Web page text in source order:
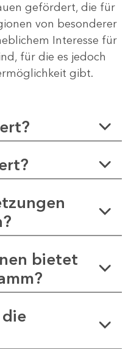
gefördert, die für
von besonderer
Interesse für
für die es jedoch
gibt.
bietet